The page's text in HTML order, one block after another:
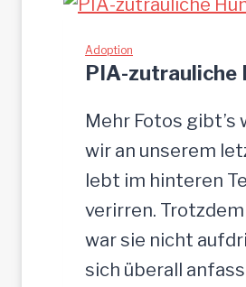
Adoption
PIA-zutrauliche
Mehr Fotos gibt’s
wir an unserem
lebt im hinteren
verirren.
war sie nicht
sich überall